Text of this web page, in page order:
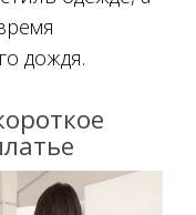
дождя.